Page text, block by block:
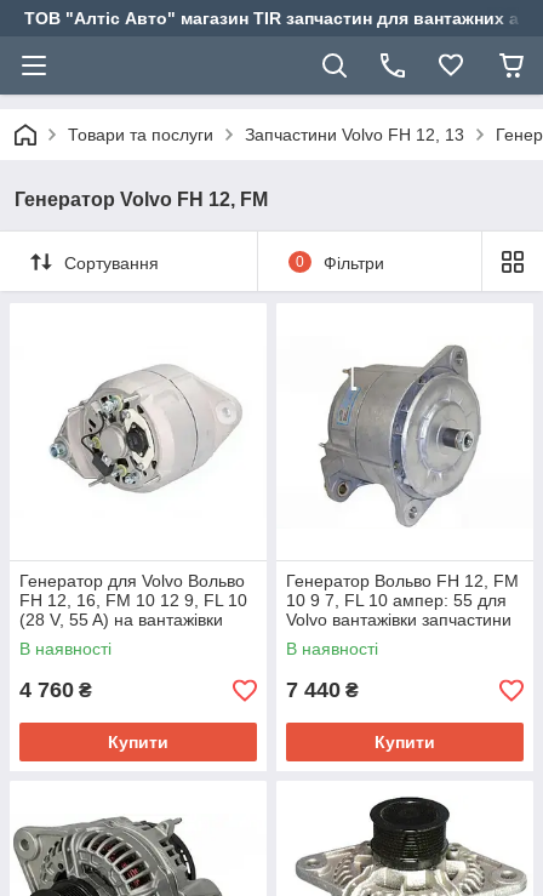
ТОВ "Алтіс Авто" магазин TIR запчастин для вантажних
Товари та послуги Запчастини Volvo FH 12, 13
Генератор Volvo FH 12, FM
Сортування 0 Фільтри
Генератор для Volvo Вольво
FH 12, 16, FM 10 12 9, FL 10
(28 V, 55 A) на вантажівки
тягач ALV1049
В наявності
4 760 ₴
Купити
Генератор Вольво FH 12, FM
10 9 7, FL 10 ампер: 55 для
Volvo вантажівки запчастини
на тягач 111631
В наявності
7 440 ₴
Купити